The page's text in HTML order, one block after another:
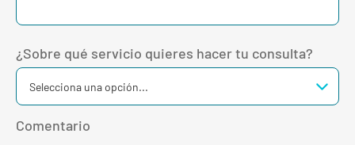
¿Sobre qué servicio quieres hacer tu consulta?
Comentario